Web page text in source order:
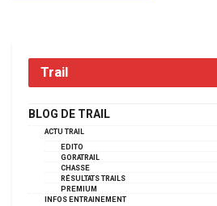
Trail
BLOG DE TRAIL
ACTU TRAIL
EDITO
GORATRAIL
CHASSE
RÉSULTATS TRAILS
PREMIUM
INFOS ENTRAINEMENT